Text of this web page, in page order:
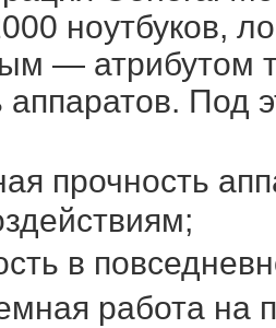
ноутбуков,
— атрибутом
аппаратов. Под
прочность
в
работа на